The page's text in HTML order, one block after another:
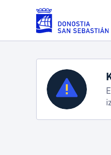
Eduki nagusira joan
Zerbitzuak
Errolda eta